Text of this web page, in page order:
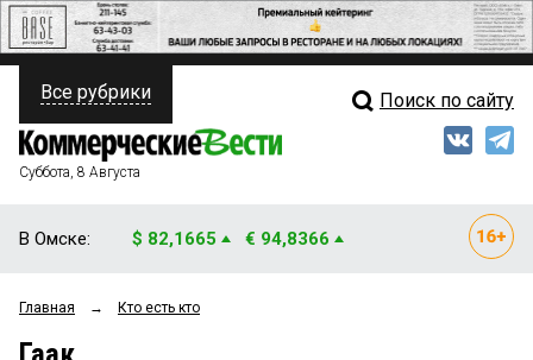
ПОЛИТИКА
ФИНАНСЫ
ОБЩЕСТВО
Свежий выпуск
Все рубрики Поиск по сайту
Суббота, 8 Августа
В Омске: $ 82,1665 € 94,8366
Главная → Кто есть кто